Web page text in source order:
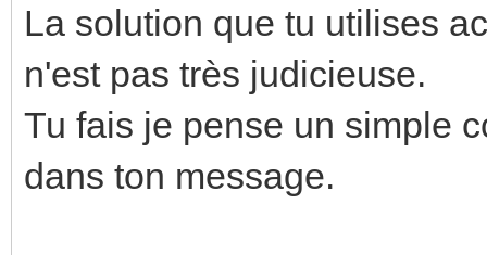
La solution que tu utilises
n'est pas très judicieuse.
Tu fais je pense un simple
dans ton message.